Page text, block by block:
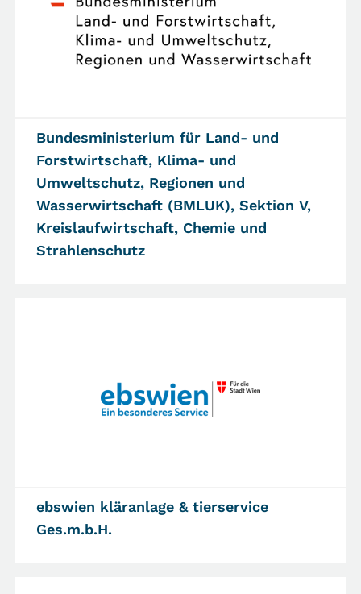
Bundesministerium für Land- und
Forstwirtschaft, Klima- und
Umweltschutz, Regionen und
Wasserwirtschaft (BMLUK), Sektion V,
Kreislaufwirtschaft, Chemie und
Strahlenschutz
ebswien kläranlage & tierservice
Ges.m.b.H.